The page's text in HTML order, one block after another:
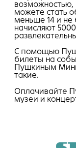
возможностью,
можете стать
меньше 14 и не
начисляют
С помощью
билеты на
Пушкиным
такие.
Оплачивайте
музеи и